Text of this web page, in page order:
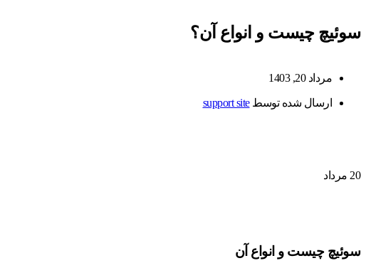
سوئیچ چیست و انواع آن؟
مرداد 20, 1403
ارسال شده توسطsupport site
20 مرداد
سوئیچ چیست و انواع آن